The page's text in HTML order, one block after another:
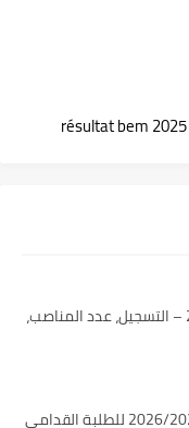
مسابقة الأساتذة 2025 – التسجيل، عدد المناصب،
دفع حقوق التسجيل 2026/2025 للطلبة القدامى